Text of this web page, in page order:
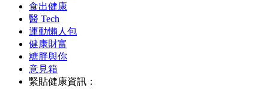
食出健康
醫 Tech
運動懶人包
健康財富
糖胖與你
意見箱
緊貼健康資訊：